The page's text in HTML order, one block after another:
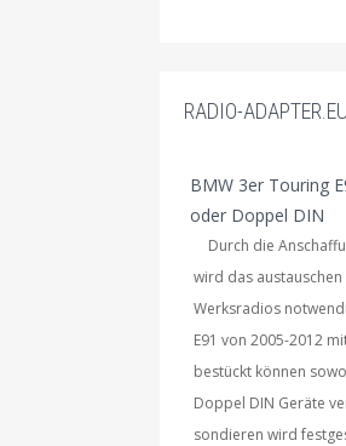
RADIO-
BMW 3er Touring
oder Doppel DIN
Durch die
wird das
Werksradios
E91 von 2005-2012
bestückt können
Doppel DIN Geräte
sondieren wird